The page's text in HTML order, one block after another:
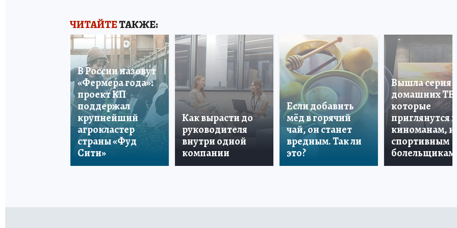
ЧИТАЙТЕТАКЖЕ:
В России назовут
«Фермера года»:
проект КП
поддержал
крупнейший
агрокластер
страны «Фуд
Сити»
Как вырасти до
руководителя
внутри одной
компании
Если добавить
мёд в горячий
чай, он станет
вредным. Так ли
это?
Вышла серия
домашних ТВ,
которые
приглянутся и
киноманам, и
спортивным
болельщикам